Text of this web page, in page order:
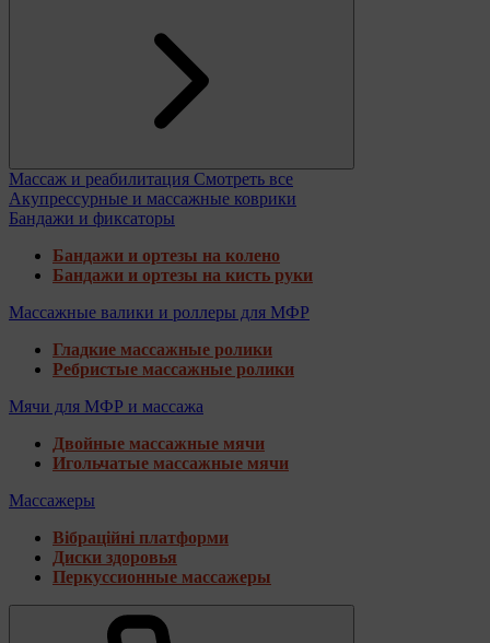
Массаж и реабилитация Смотреть все
Акупрессурные и массажные коврики
Бандажи и фиксаторы
Бандажи и ортезы на колено
Бандажи и ортезы на кисть руки
Массажные валики и роллеры для МФР
Гладкие массажные ролики
Ребристые массажные ролики
Мячи для МФР и массажа
Двойные массажные мячи
Игольчатые массажные мячи
Массажеры
Вібраційні платформи
Диски здоровья
Перкуссионные массажеры